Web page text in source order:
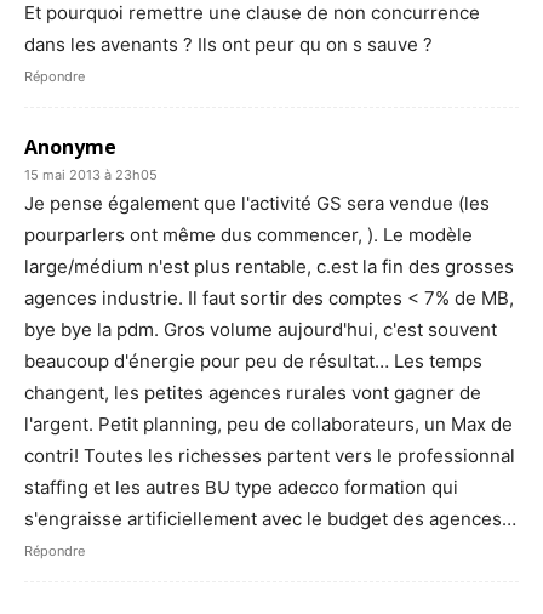
Et pourquoi remettre une clause de non concurrence
dans les avenants ? Ils ont peur qu on s sauve ?
Répondre
Anonyme
15 mai 2013 à 23h05
Je pense également que l'activité GS sera vendue (les
pourparlers ont même dus commencer, ). Le modèle
large/médium n'est plus rentable, c.est la fin des grosses
agences industrie. Il faut sortir des comptes < 7% de MB,
bye bye la pdm. Gros volume aujourd'hui, c'est souvent
beaucoup d'énergie pour peu de résultat… Les temps
changent, les petites agences rurales vont gagner de
l'argent. Petit planning, peu de collaborateurs, un Max de
contri! Toutes les richesses partent vers le professionnal
staffing et les autres BU type adecco formation qui
s'engraisse artificiellement avec le budget des agences…
Répondre